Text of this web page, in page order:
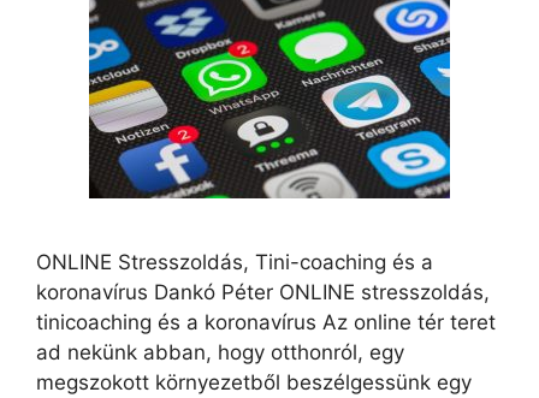
ONLINE Stresszoldás, Tini-coaching és a
koronavírus Dankó Péter ONLINE stresszoldás,
tinicoaching és a koronavírus Az online tér teret
ad nekünk abban, hogy otthonról, egy
megszokott környezetből beszélgessünk egy